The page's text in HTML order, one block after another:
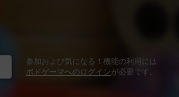
参加および気になる！機能の利用には
ボドゲーマへのログインが必要です。